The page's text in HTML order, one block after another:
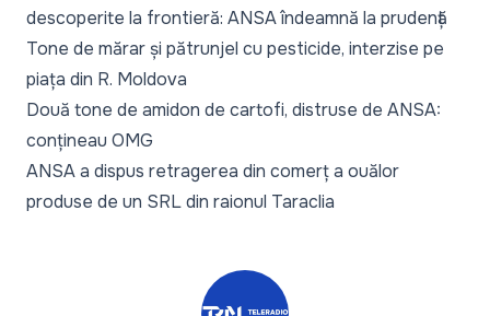
descoperite la frontieră: ANSA îndeamnă la prudență
Tone de mărar și pătrunjel cu pesticide, interzise pe
piața din R. Moldova
Două tone de amidon de cartofi, distruse de ANSA:
conțineau OMG
ANSA a dispus retragerea din comerț a ouălor
produse de un SRL din raionul Taraclia